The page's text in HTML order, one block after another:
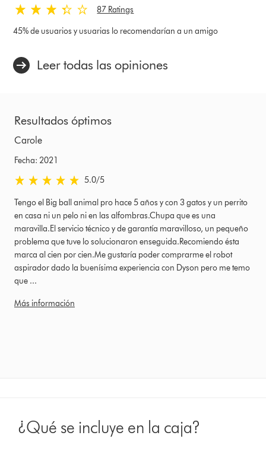
87 Ratings
45% de usuarios y usuarias lo recomendarían a un amigo
Leer todas las opiniones
Resultados óptimos
Carole
Fecha: 2021
5.0 estrellas de 5 de Fecha: 2021 Ratings
5.0/5
Tengo el Big ball animal pro hace 5 años y con 3 gatos y un perrito
en casa ni un pelo ni en las alfombras.Chupa que es una
maravilla.El servicio técnico y de garantía maravilloso, un pequeño
problema que tuve lo solucionaron enseguida.Recomiendo ésta
marca al cien por cien.Me gustaría poder comprarme el robot
aspirador dado la buenísima experiencia con Dyson pero me temo
que ...
Más información
¿Qué se incluye en la caja?